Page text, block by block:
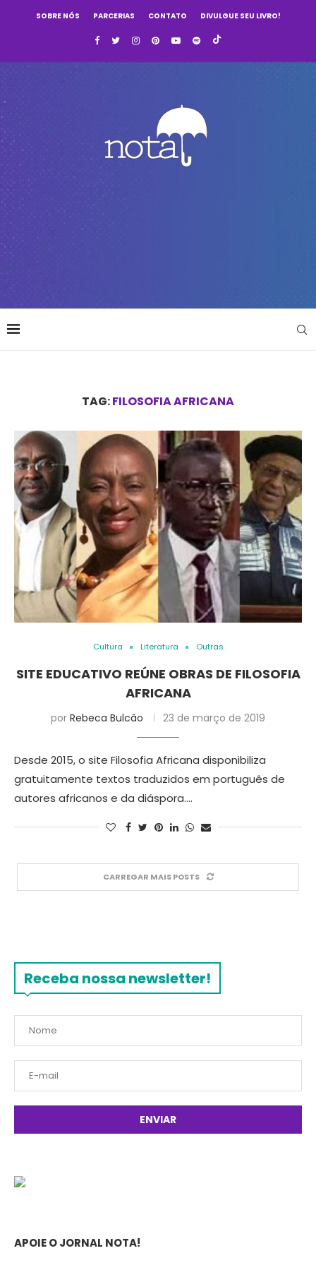
SOBRE NÓS PARCERIAS CONTATO DIVULGUE SEU LIVRO!
TAG:FILOSOFIA AFRICANA
Cultura Literatura Outras
SITE EDUCATIVO REÚNE OBRAS DE FILOSOFIA
AFRICANA
por Rebeca Bulcão 23 de março de 2019
Desde 2015, o site Filosofia Africana disponibiliza
gratuitamente textos traduzidos em português de
autores africanos e da diáspora.…
CARREGAR MAIS POSTS
Receba nossa newsletter!
APOIE O JORNAL NOTA!